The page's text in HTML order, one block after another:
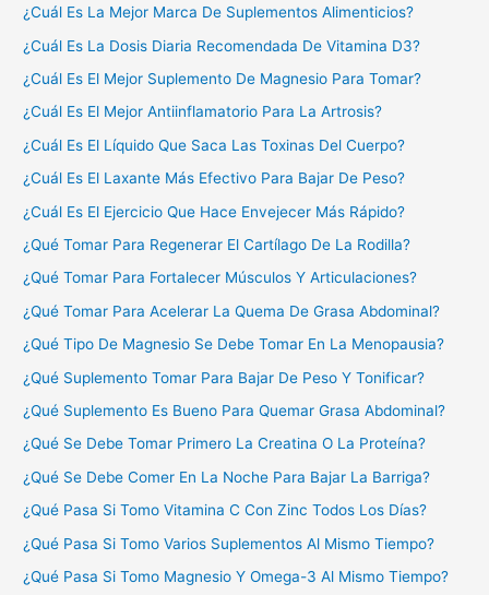
¿Cuál Es La Mejor Marca De Suplementos Alimenticios?
¿Cuál Es La Dosis Diaria Recomendada De Vitamina D3?
¿Cuál Es El Mejor Suplemento De Magnesio Para Tomar?
¿Cuál Es El Mejor Antiinflamatorio Para La Artrosis?
¿Cuál Es El Líquido Que Saca Las Toxinas Del Cuerpo?
¿Cuál Es El Laxante Más Efectivo Para Bajar De Peso?
¿Cuál Es El Ejercicio Que Hace Envejecer Más Rápido?
¿Qué Tomar Para Regenerar El Cartílago De La Rodilla?
¿Qué Tomar Para Fortalecer Músculos Y Articulaciones?
¿Qué Tomar Para Acelerar La Quema De Grasa Abdominal?
¿Qué Tipo De Magnesio Se Debe Tomar En La Menopausia?
¿Qué Suplemento Tomar Para Bajar De Peso Y Tonificar?
¿Qué Suplemento Es Bueno Para Quemar Grasa Abdominal?
¿Qué Se Debe Tomar Primero La Creatina O La Proteína?
¿Qué Se Debe Comer En La Noche Para Bajar La Barriga?
¿Qué Pasa Si Tomo Vitamina C Con Zinc Todos Los Días?
¿Qué Pasa Si Tomo Varios Suplementos Al Mismo Tiempo?
¿Qué Pasa Si Tomo Magnesio Y Omega-3 Al Mismo Tiempo?